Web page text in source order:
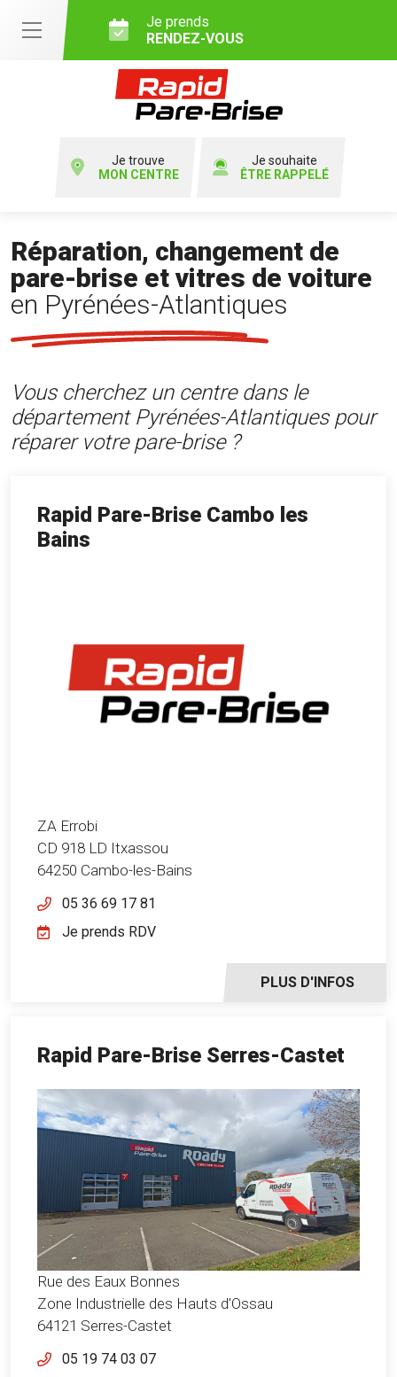
Je prends
RENDEZ-VOUS
Je trouve
MON CENTRE
Je souhaite
ÊTRE RAPPELÉ
Réparation, changement de
pare-brise et vitres de voiture
en Pyrénées-Atlantiques
Vous cherchez un centre dans le
département Pyrénées-Atlantiques pour
réparer votre pare-brise ?
Rapid Pare-Brise Cambo les
Bains
ZA Errobi
CD 918 LD Itxassou
64250 Cambo-les-Bains
05 36 69 17 81
PLUS D'INFOS
Je prends RDV
Rapid Pare-Brise Serres-Castet
Rue des Eaux Bonnes
Zone Industrielle des Hauts d'Ossau
64121 Serres-Castet
05 19 74 03 07